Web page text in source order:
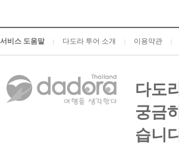
서비스 도움말 다도라 투어 소개 이용약관
다도
궁금
습니